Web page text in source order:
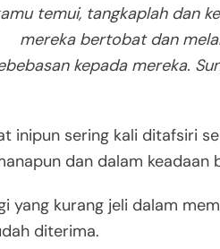
temui, tangkaplah dan
mereka bertobat dan
kepada mereka.
inipun sering kali ditafsiri
dan dalam keadaan
yang kurang jeli dalam
diterima.